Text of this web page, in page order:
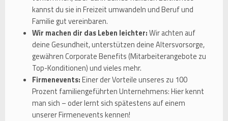
kannst du sie in Freizeit umwandeln und Beruf und
Familie gut vereinbaren.
Wir machen dir das Leben leichter:Wir achten auf
deine Gesundheit, unterstützen deine Altersvorsorge,
gewähren Corporate Benefits (Mitarbeiterangebote zu
Top-Konditionen) und vieles mehr.
Firmenevents:Einer der Vorteile unseres zu 100
Prozent familiengeführten Unternehmens: Hier kennt
man sich – oder lernt sich spätestens auf einem
unserer Firmenevents kennen!